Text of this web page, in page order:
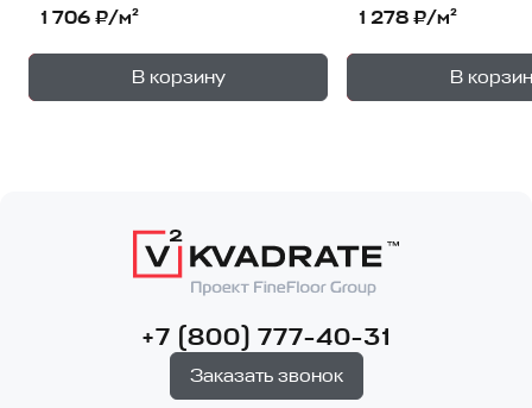
1 706 ₽/м²
В корзину
1уп.
1 278 ₽/м²
В 1
+7 (800) 777-40-31
Заказать звонок